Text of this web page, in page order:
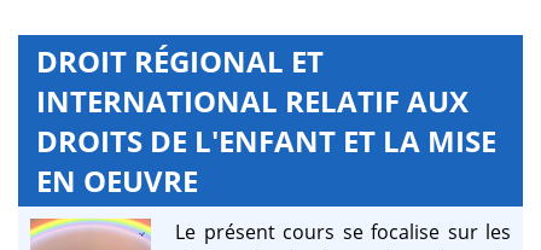
DROIT RÉGIONAL ET
INTERNATIONAL RELATIF AUX
DROITS DE L'ENFANT ET LA MISE
EN OEUVRE
Le présent cours se focalise sur les